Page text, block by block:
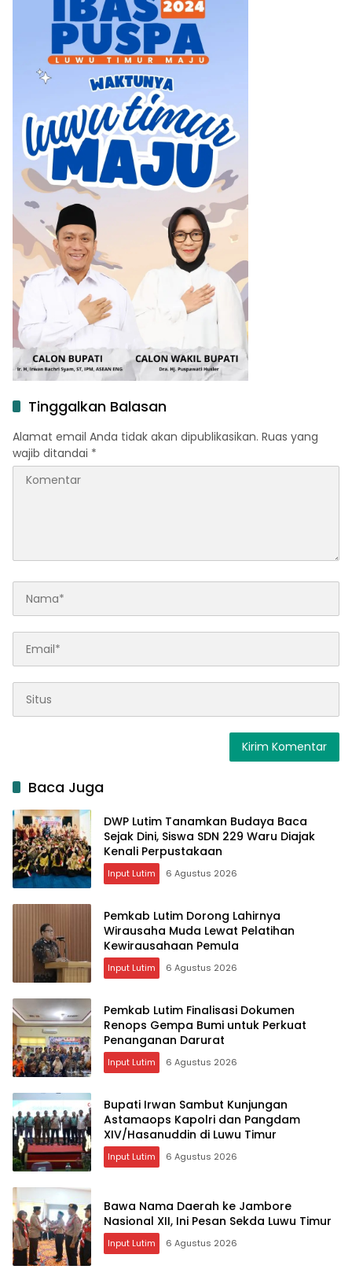
Tinggalkan Balasan
Alamat email Anda tidak akan dipublikasikan. Ruas yang
wajib ditandai *
Baca Juga
DWP Lutim Tanamkan Budaya Baca
Sejak Dini, Siswa SDN 229 Waru Diajak
Kenali Perpustakaan
Input Lutim 6 Agustus 2026
Pemkab Lutim Dorong Lahirnya
Wirausaha Muda Lewat Pelatihan
Kewirausahaan Pemula
Input Lutim 6 Agustus 2026
Pemkab Lutim Finalisasi Dokumen
Renops Gempa Bumi untuk Perkuat
Penanganan Darurat
Input Lutim 6 Agustus 2026
Bupati Irwan Sambut Kunjungan
Astamaops Kapolri dan Pangdam
XIV/Hasanuddin di Luwu Timur
Input Lutim 6 Agustus 2026
Bawa Nama Daerah ke Jambore
Nasional XII, Ini Pesan Sekda Luwu Timur
Input Lutim 6 Agustus 2026